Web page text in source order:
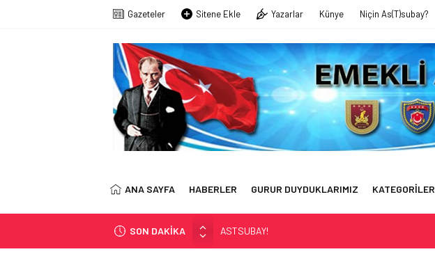
Gazeteler Sitene Ekle Yazarlar Künye Niçin As(T)subay?
ANA SAYFA HABERLER GURUR DUYDUKLARIMIZ KATEGORİLER
SON DAKİKA